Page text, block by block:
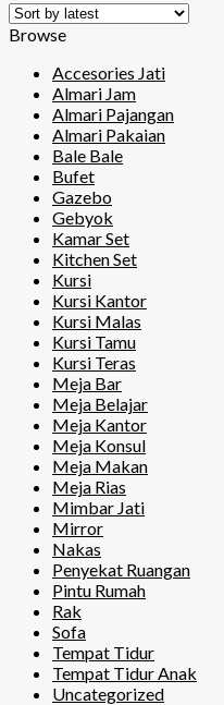
Browse
Accesories Jati
Almari Jam
Almari Pajangan
Almari Pakaian
Bale Bale
Bufet
Gazebo
Gebyok
Kamar Set
Kitchen Set
Kursi
Kursi Kantor
Kursi Malas
Kursi Tamu
Kursi Teras
Meja Bar
Meja Belajar
Meja Kantor
Meja Konsul
Meja Makan
Meja Rias
Mimbar Jati
Mirror
Nakas
Penyekat Ruangan
Pintu Rumah
Rak
Sofa
Tempat Tidur
Tempat Tidur Anak
Uncategorized